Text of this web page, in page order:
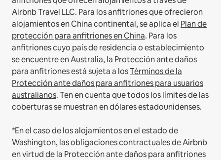
Airbnb Travel LLC. Para los anfitriones que ofrecieron
alojamientos en China continental, se aplica el Plan de
protección para anfitriones en China. Para los
anfitriones cuyo país de residencia o establecimiento
se encuentre en Australia, la Protección ante daños
para anfitriones está sujeta a losTérminos de la
Protección ante daños para anfitriones para usuarios
australianos. Ten en cuenta que todos los límites de las
coberturas se muestran en dólares estadounidenses.
*En el caso de los alojamientos en el estado de
Washington, las obligaciones contractuales de Airbnb
en virtud de la Protección ante daños para anfitriones